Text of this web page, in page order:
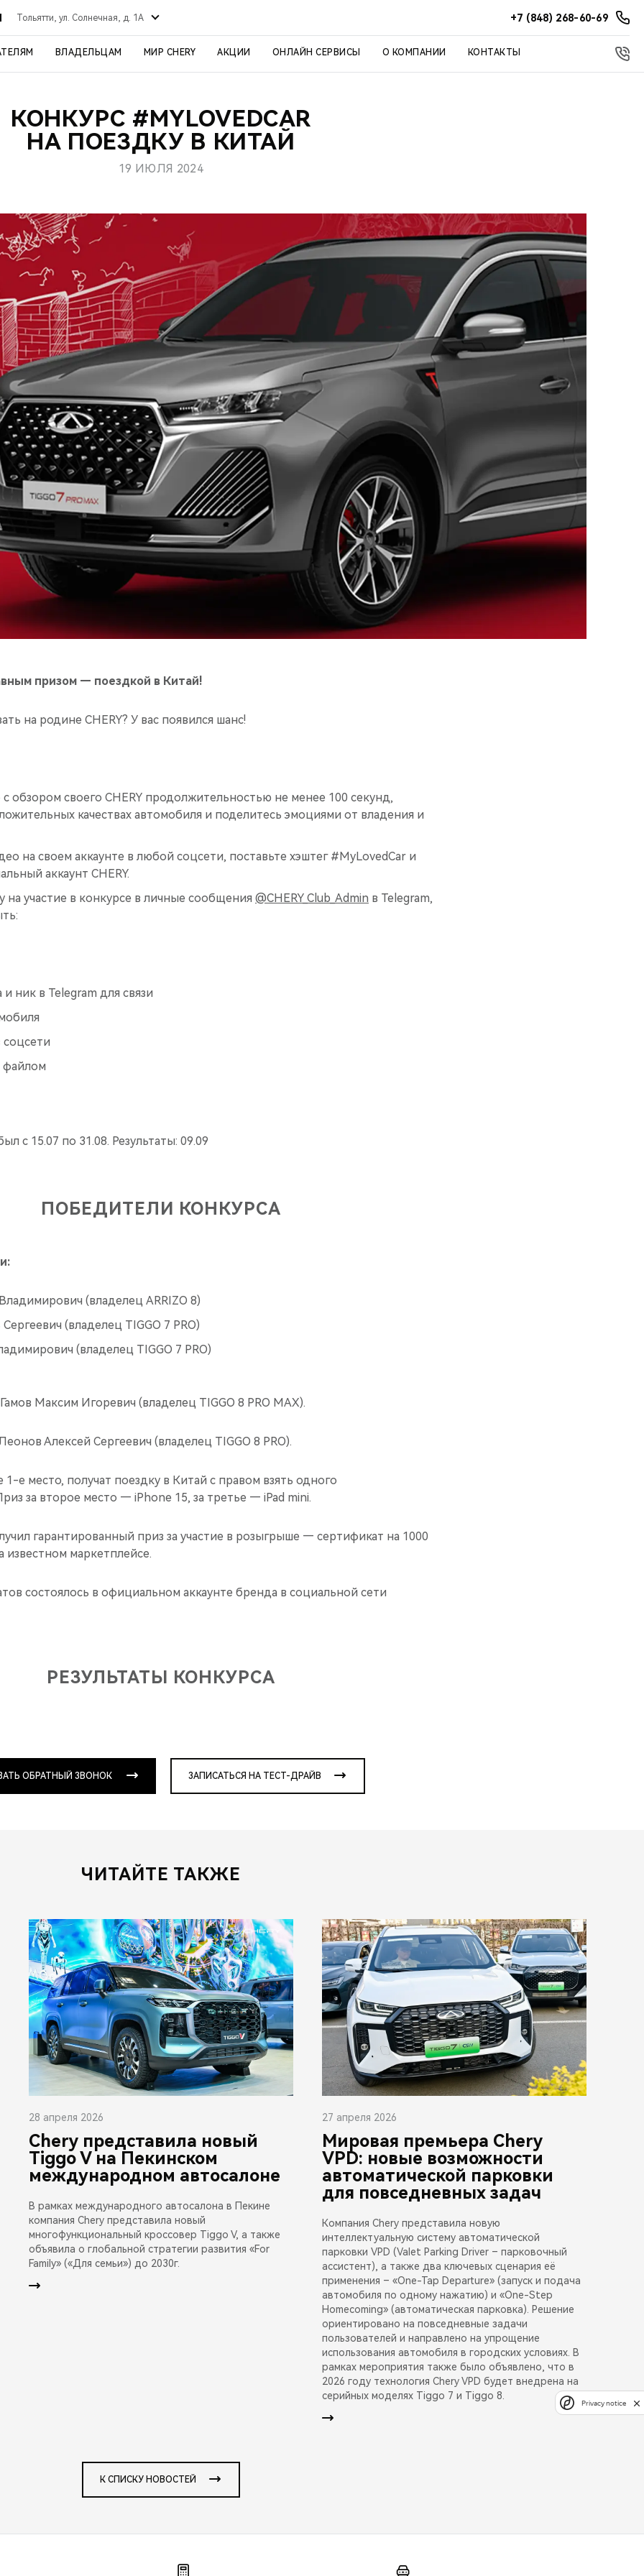
Тольятти, ул. Солнечная, д. 1А +7 (848) 268-60-69
ВЛАДЕЛЬЦАМ МИР CHERY АКЦИИ ОНЛАЙН СЕРВИСЫ О КОМПАНИИ КОНТАКТЫ
КОНКУРС #MYLOVEDCAR
НА ПОЕЗДКУ В КИТАЙ
19 ИЮЛЯ 2024
призом — поездкой в Китай!
на родине CHERY? У вас появился шанс!
обзором своего CHERY продолжительностью не менее 100 секунд,
качествах автомобиля и поделитесь эмоциями от владения и
на своем аккаунте в любой соцсети, поставьте хэштег #MyLovedCar и
аккаунт CHERY.
на участие в конкурсе в личные сообщения @CHERY_Club_Admin в Telegram,
ник в Telegram для связи
соцсети
файлом
с 15.07 по 31.08. Результаты: 09.09
ПОБЕДИТЕЛИ КОНКУРСА
(владелец ARRIZO 8)
(владелец TIGGO 7 PRO)
(владелец TIGGO 7 PRO)
Максим Игоревич (владелец TIGGO 8 PRO MAX).
Алексей Сергеевич (владелец TIGGO 8 PRO).
1-е место, получат поездку в Китай с правом взять одного
за второе место — iPhone 15, за третье — iPad mini.
гарантированный приз за участие в розыгрыше — сертификат на 1000
известном маркетплейсе.
состоялось в официальном аккаунте бренда в социальной сети
РЕЗУЛЬТАТЫ КОНКУРСА
ОБРАТНЫЙ ЗВОНОК ЗАПИСАТЬСЯ НА ТЕСТ-ДРАЙВ
ЧИТАЙТЕ ТАКЖЕ
28 апреля 2026
Chery представила новый
Tiggo V на Пекинском
международном автосалоне
В рамках международного автосалона в Пекине
компания Chery представила новый
многофункциональный кроссовер Tiggo V, а также
объявила о глобальной стратегии развития «For
Family» («Для семьи») до 2030г.
27 апреля 2026
Мировая премьера Chery
VPD: новые возможности
автоматической парковки
для повседневных задач
Компания Chery представила новую
интеллектуальную систему автоматической
парковки VPD (Valet Parking Driver – парковочный
ассистент), а также два ключевых сценария её
применения – «One-Tap Departure» (запуск и подача
автомобиля по одному нажатию) и «One-Step
Homecoming» (автоматическая парковка). Решение
ориентировано на повседневные задачи
пользователей и направлено на упрощение
использования автомобиля в городских условиях. В
рамках мероприятия также было объявлено, что в
2026 году технология Chery VPD будет внедрена на
серийных моделях Tiggo 7 и Tiggo 8.
К СПИСКУ НОВОСТЕЙ
Privacy notice